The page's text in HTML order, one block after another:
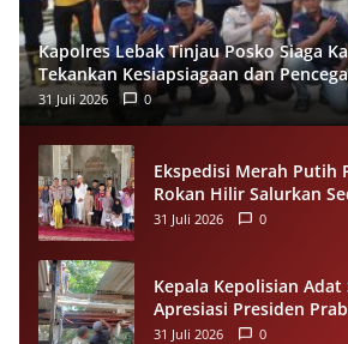
Kapolres Lebak Tinjau Posko Siaga
Tekankan Kesiapsiagaan dan
Hutan
31 Juli 2026 0
Ekspedisi Merah Putih
Rokan Hilir Salurkan
untuk Anak Yatim di
31 Juli 2026 0
Kepala Kepolisian Adat
Apresiasi Presiden
Renovasi Rumah
31 Juli 2026 0